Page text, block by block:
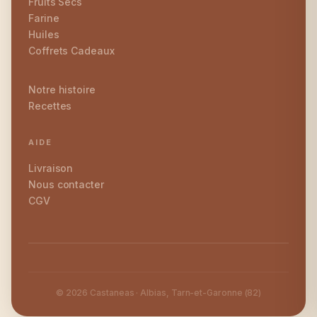
Farine
Huiles
Coffrets Cadeaux
Notre histoire
Recettes
AIDE
Livraison
Nous contacter
CGV
© 2026 Castaneas · Albias, Tarn-et-Garonne (82)